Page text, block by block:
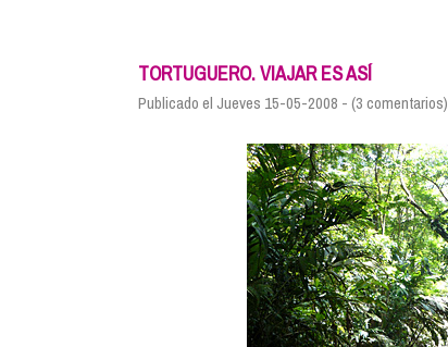
TORTUGUERO. VIAJAR ES ASÍ
Publicado el Jueves 15-05-2008 - (3 comentarios)